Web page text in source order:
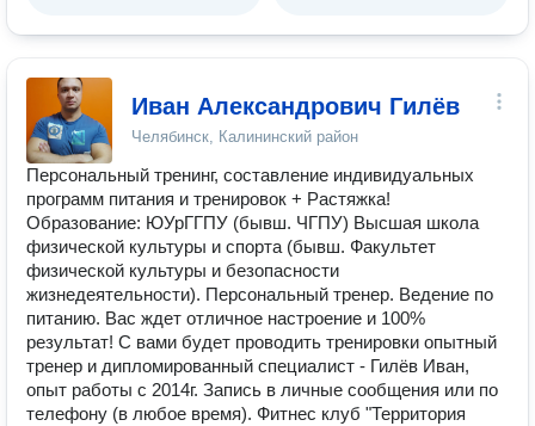
Иван Александрович Гилёв
Челябинск, Калининский район
Персональный тренинг, составление индивидуальных
программ питания и тренировок + Растяжка!
Образование: ЮУрГГПУ (бывш. ЧГПУ) Высшая школа
физической культуры и спорта (бывш. Факультет
физической культуры и безопасности
жизнедеятельности). Персональный тренер. Ведение по
питанию. Вас ждет отличное настроение и 100%
результат! С вами будет проводить тренировки опытный
тренер и дипломированный специалист - Гилёв Иван,
опыт работы с 2014г. Запись в личные сообщения или по
телефону (в любое время). Фитнес клуб "Территория